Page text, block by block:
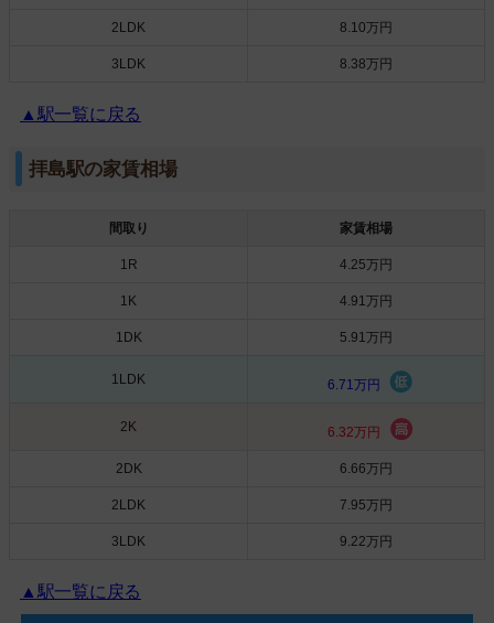
2LDK 8.10万円
3LDK 8.38万円
▲駅一覧に戻る
拝島駅の家賃相場
間取り 家賃相場
1R 4.25万円
1K 4.91万円
1DK 5.91万円
1LDK 6.71万円
2K 6.32万円
2DK 6.66万円
2LDK 7.95万円
3LDK 9.22万円
▲駅一覧に戻る